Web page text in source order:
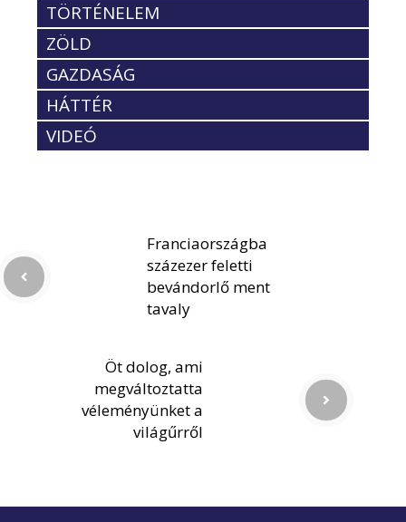
TÖRTÉNELEM
ZÖLD
GAZDASÁG
HÁTTÉR
VIDEÓ
Franciaországba
százezer feletti
bevándorlő ment
tavaly
Öt dolog, ami
megváltoztatta
véleményünket a
világűrről